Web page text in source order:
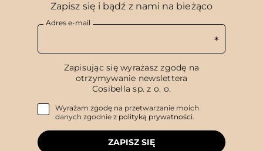
Zapisz się i bądź z nami na bieżąco
Adres e-mail
Zapisując się wyrażasz zgodę na
otrzymywanie newslettera
Cosibella sp. z o. o.
Wyrażam zgodę na przetwarzanie moich
danych zgodnie z polityką prywatności.
ZAPISZ SIĘ